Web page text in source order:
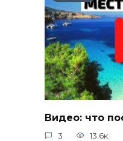
Видео: что
3 13.6к.